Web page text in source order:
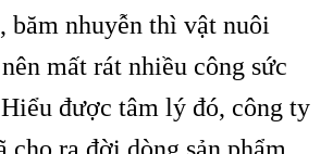
băm nhuyễn thì vật nuôi
mất rát nhiều công sức
được tâm lý đó, công ty